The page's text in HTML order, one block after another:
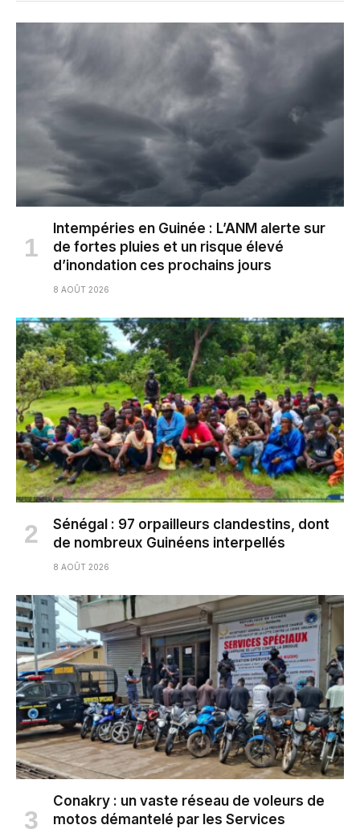
Intempéries en Guinée : L’ANM alerte sur
de fortes pluies et un risque élevé
d’inondation ces prochains jours
8 AOÛT 2026
Sénégal : 97 orpailleurs clandestins, dont
de nombreux Guinéens interpellés
8 AOÛT 2026
Conakry : un vaste réseau de voleurs de
motos démantelé par les Services